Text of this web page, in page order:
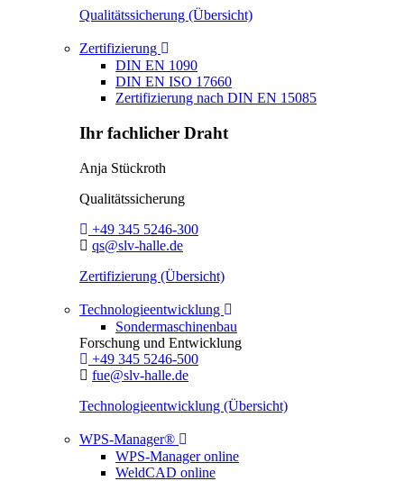
Qualitätssicherung (Übersicht)
Zertifizierung Toggle Dropdown
DIN EN 1090
DIN EN ISO 17660
Zertifizierung nach DIN EN 15085
Ihr fachlicher Draht
Anja Stückroth
Qualitätssicherung
Telefon:
+49 345 5246-300
E-Mail:
qs@slv-halle.de
Zertifizierung (Übersicht)
Technologieentwicklung Toggle Dropdown
Sondermaschinenbau
Forschung und Entwicklung
Telefon:
+49 345 5246-500
E-Mail:
fue@slv-halle.de
Technologieentwicklung (Übersicht)
WPS-Manager® Toggle Dropdown
WPS-Manager online
WeldCAD online